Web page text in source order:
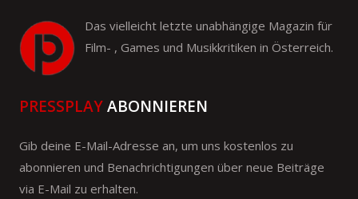
Das vielleicht letzte unabhängige Magazin für
Film- , Games und Musikkritiken in Österreich.
PRESSPLAYABONNIEREN
Gib deine E-Mail-Adresse an, um uns kostenlos zu
abonnieren und Benachrichtigungen über neue Beiträge
via E-Mail zu erhalten.